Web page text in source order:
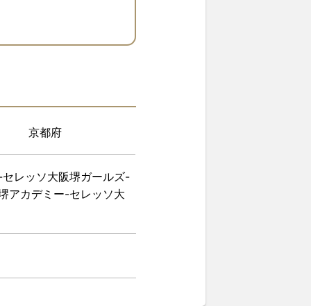
京都府
レッソ大阪堺ガールズ-
アカデミー-セレッソ大